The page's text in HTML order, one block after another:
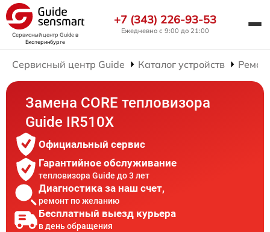
Сервисный центр Guideв
Екатеринбурге
+7 (343) 226-93-53
Ежедневно с 9:00 до 21:00
Сервисный центр Guide Каталог устройств
Замена CORE тепловизора
Guide IR510X
Официальный сервис
Гарантийное обслуживание
тепловизора Guide до 3 лет
Диагностика за наш счет,
ремонт по желанию
Бесплатный выезд курьера
в день обращения